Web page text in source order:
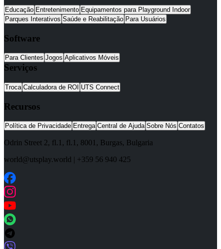
Educação Entretenimento Equipamentos para Playground Indoor
Parques Interativos Saúde e Reabilitação Para Usuários
Software
Para Clientes Jogos Aplicativos Móveis
Serviços
Troca Calculadora de ROI UTS Connect
Recursos
Política de Privacidade Entrega Central de Ajuda Sobre Nós Contatos
Odrin Street 2, fl.1, fl.1, 8001, Burgas, Bulgaria
world@utsplay.world
+359 56 940 425